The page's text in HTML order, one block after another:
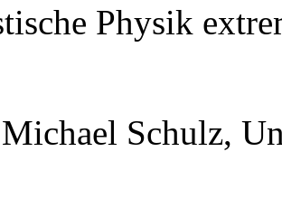
Physik
Schulz,